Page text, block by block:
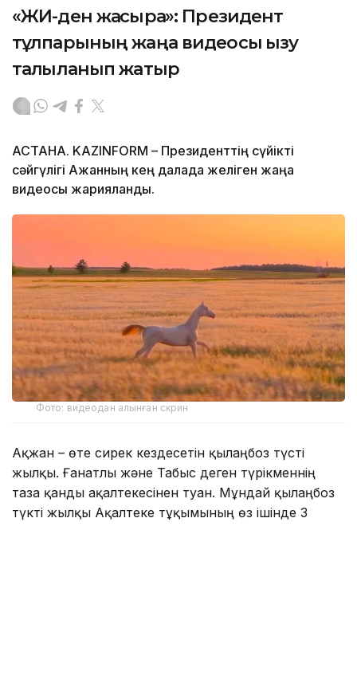
«ЖИ-ден жақсырақ»: Президент
тұлпарының жаңа видеосы қызу
талқыланып жатыр
АСТАНА. KAZINFORM – Президенттің сүйікті
сәйгүлігі Ақжанның кең далада желіген жаңа
видеосы жарияланды.
Фото: видеодан алынған скрин
Ақжан – өте сирек кездесетін қылаңбоз түсті
жылқы. Ғанатлы және Табыс деген түрікменнің
таза қанды ақалтекесінен туған. Мұндай қылаңбоз
түкті жылқы Ақалтеке тұқымының өз ішінде 3